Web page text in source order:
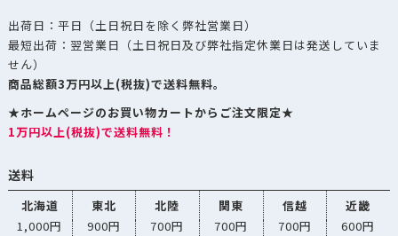
出荷日：平日（土日祝日を除く弊社営業日）
最短出荷：翌営業日（土日祝日及び弊社指定休業日は発送していま
せん）
商品総額3万円以上(税抜)で送料無料。
★ホームページのお買い物カートからご注文限定★
1万円以上(税抜)で送料無料！
送料
北海道 東北 北陸 関東 信越
近畿
1,000円
900円 700円 700円 700円
600円